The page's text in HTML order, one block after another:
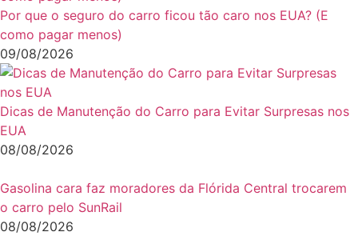
Por que o seguro do carro ficou tão caro nos EUA? (E
como pagar menos)
09/08/2026
Dicas de Manutenção do Carro para Evitar Surpresas nos
EUA
08/08/2026
Gasolina cara faz moradores da Flórida Central trocarem
o carro pelo SunRail
08/08/2026